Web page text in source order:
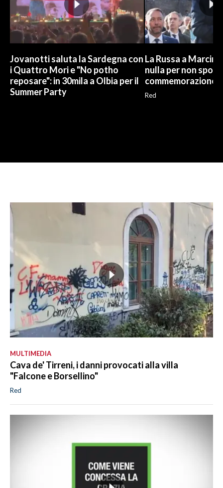
Jovanotti saluta la Sardegna con
i Quattro Mori e "No potho
reposare": in 30mila a Olbia per il
Summer Party
La Russa a
nulla per non
commemorazione
Red
MULTIMEDIA
Cava de' Tirreni, i danni provocati alla villa
"Falcone e Borsellino"
Red